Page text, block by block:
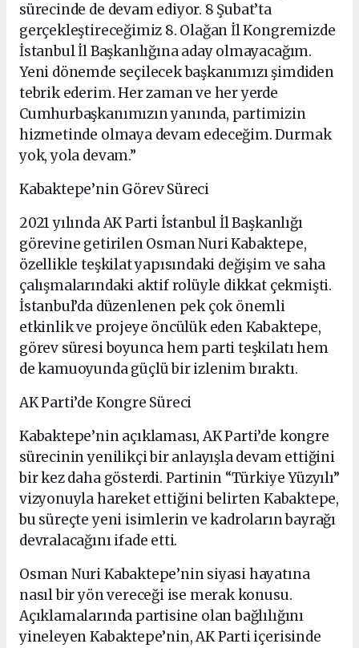
sürecinde de devam ediyor. 8 Şubat’ta
gerçekleştireceğimiz 8. Olağan İl Kongremizde
İstanbul İl Başkanlığına aday olmayacağım.
Yeni dönemde seçilecek başkanımızı şimdiden
tebrik ederim. Her zaman ve her yerde
Cumhurbaşkanımızın yanında, partimizin
hizmetinde olmaya devam edeceğim. Durmak
yok, yola devam.”
Kabaktepe’nin Görev Süreci
2021 yılında AK Parti İstanbul İl Başkanlığı
görevine getirilen Osman Nuri Kabaktepe,
özellikle teşkilat yapısındaki değişim ve saha
çalışmalarındaki aktif rolüyle dikkat çekmişti.
İstanbul’da düzenlenen pek çok önemli
etkinlik ve projeye öncülük eden Kabaktepe,
görev süresi boyunca hem parti teşkilatı hem
de kamuoyunda güçlü bir izlenim bıraktı.
AK Parti’de Kongre Süreci
Kabaktepe’nin açıklaması, AK Parti’de kongre
sürecinin yenilikçi bir anlayışla devam ettiğini
bir kez daha gösterdi. Partinin “Türkiye Yüzyılı”
vizyonuyla hareket ettiğini belirten Kabaktepe,
bu süreçte yeni isimlerin ve kadroların bayrağı
devralacağını ifade etti.
Osman Nuri Kabaktepe’nin siyasi hayatına
nasıl bir yön vereceği ise merak konusu.
Açıklamalarında partisine olan bağlılığını
yineleyen Kabaktepe’nin, AK Parti içerisinde